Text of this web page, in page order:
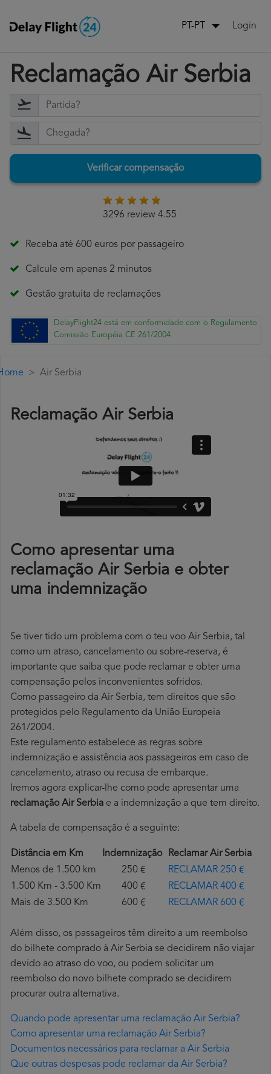
PT-PT Login
Reclamação Air Serbia
Verificar compensação
3296 review 4.55
Receba até 600 euros por passageiro
Calcule em apenas 2 minutos
Gestão gratuita de reclamações
DelayFlight24 está em conformidade com o Regulamento
Comissão Européia CE 261/2004
Air Serbia
Reclamação Air Serbia
Como apresentar uma
reclamação Air Serbia e obter
uma indemnização
Se tiver tido um problema com o teu voo Air Serbia, tal
como um atraso, cancelamento ou sobre-reserva, é
importante que saiba que pode reclamar e obter uma
compensação pelos inconvenientes sofridos.
Como passageiro da Air Serbia, tem direitos que são
protegidos pelo Regulamento da União Europeia
261/2004.
Este regulamento estabelece as regras sobre
indemnização e assistência aos passageiros em caso de
cancelamento, atraso ou recusa de embarque.
Iremos agora explicar-lhe como pode apresentar uma
reclamação Air Serbia e a indemnização a que tem direito.
A tabela de compensação é a seguinte:
Distância em Km Indemnização
Reclamar Air Serbia
Menos de 1.500 km
250 €
RECLAMAR 250 €
1.500 Km - 3.500 Km
400 €
RECLAMAR 400 €
Mais de 3.500 Km
600 € RECLAMAR 600 €
Além disso, os passageiros têm direito a um reembolso
do bilhete comprado à Air Serbia se decidirem não viajar
devido ao atraso do voo, ou podem solicitar um
reembolso do novo bilhete comprado se decidirem
procurar outra alternativa.
Quando pode apresentar uma reclamação Air Serbia?
Como apresentar uma reclamação Air Serbia?
Documentos necessários para reclamar a Air Serbia
Que outras despesas pode reclamar da Air Serbia?